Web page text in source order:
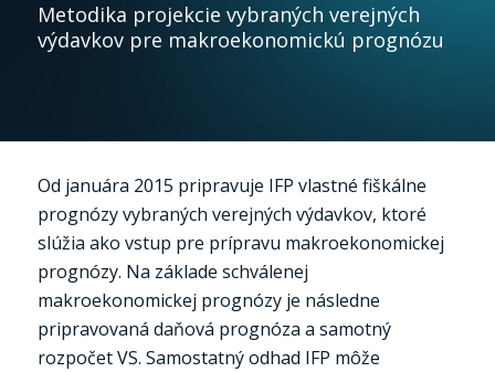
Metodika projekcie vybraných verejných
výdavkov pre makroekonomickú prognózu
Od januára 2015 pripravuje IFP vlastné fiškálne
prognózy vybraných verejných výdavkov, ktoré
slúžia ako vstup pre prípravu makroekonomickej
prognózy. Na základe schválenej
makroekonomickej prognózy je následne
pripravovaná daňová prognóza a samotný
rozpočet VS. Samostatný odhad IFP môže